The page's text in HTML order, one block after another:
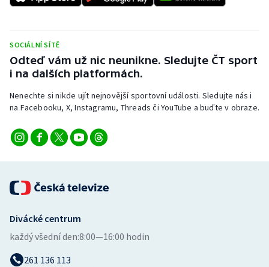
Stolní tenis
Triatlon
Veslování
Vodní slalom
Volejbal
Ostatní
SOCIÁLNÍ SÍTĚ
Odteď vám už nic neunikne. Sledujte ČT sport
i na dalších platformách.
Nenechte si nikde ujít nejnovější sportovní události. Sledujte nás i
na Facebooku, X, Instagramu, Threads či YouTube a buďte v obraze.
Divácké centrum
každý všední den:8:00—16:00 hodin
261 136 113